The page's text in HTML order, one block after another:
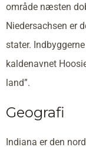
område næsten
Niedersachsen er
stater.
kaldenavnet
land”.
Geografi
Indiana er den